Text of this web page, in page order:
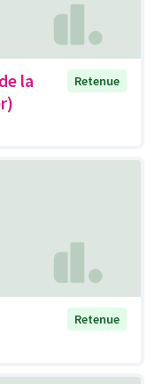
la
Retenue
Retenue